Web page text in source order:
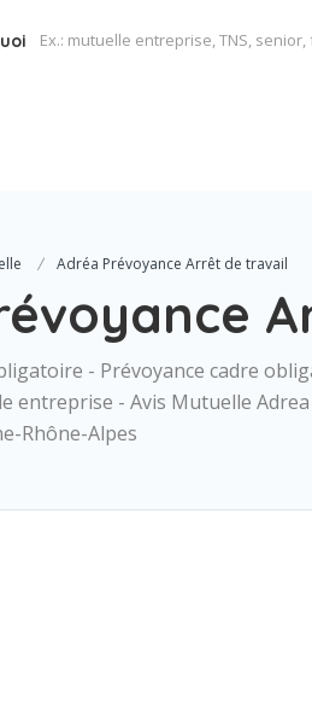
Adréa Prévoyance Arrêt de travail
- Prévoyance cadre
entreprise - Avis Mutuelle
Rhône-Alpes